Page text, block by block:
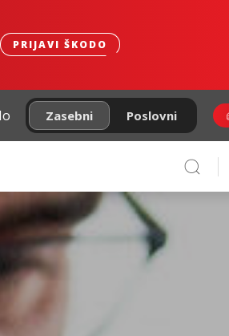
PRIJAVI ŠKODO
Zasebni Poslovni